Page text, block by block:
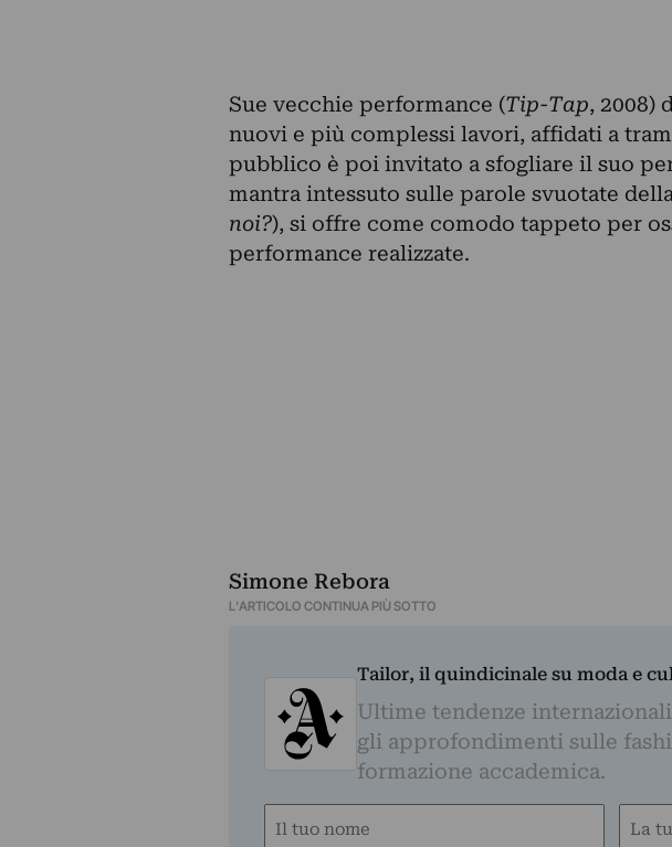
Sue vecchie performance (Tip-Tap, 2008)
nuovi e più complessi lavori, affidati a
pubblico è poi invitato a sfogliare il suo
mantra intessuto sulle parole svuotate
noi?), si offre come comodo tappeto per
performance realizzate.
Simone Rebora
L'ARTICOLO CONTINUA PIÙ SOTTO
Tailor, il quindicinale su moda e
Ultime tendenze
gli approfondimenti sulle
formazione accademica.
Nome
Email